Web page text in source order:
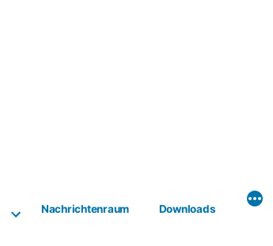
Nachrichtenraum Downloads